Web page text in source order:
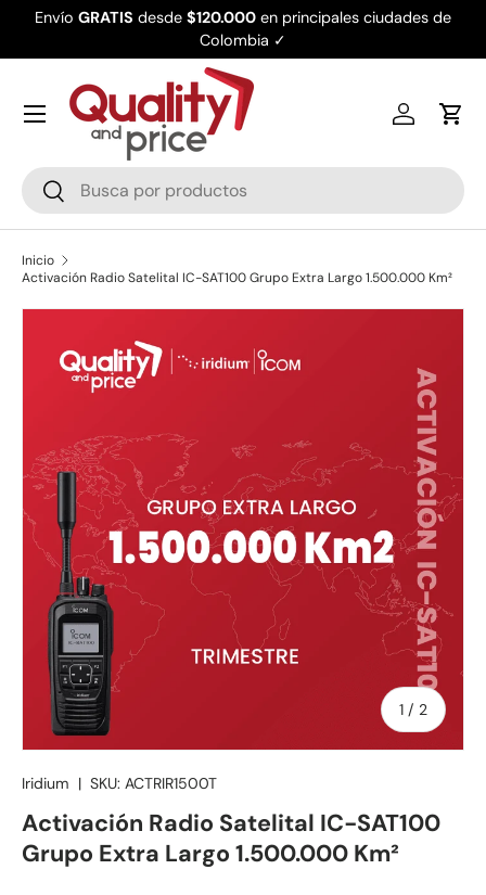
Envío GRATIS desde $120.000 en principales ciudades de
Colombia ✓
Buscar
Buscar
Iniciar
Inicio
Activación Radio Satelital IC-SAT100 Grupo Extra Largo 1.500.000 Km²
Ir directamente a la información del producto
1 / de
2
Iridium | SKU: ACTRIR1500T
Activación Radio Satelital IC-SAT100
Grupo Extra Largo 1.500.000 Km²